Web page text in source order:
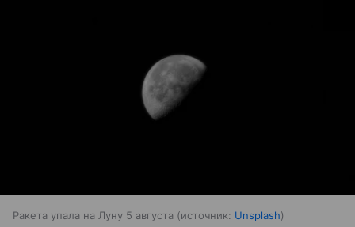
Ракета упала на Луну 5 августа источник: Unsplash